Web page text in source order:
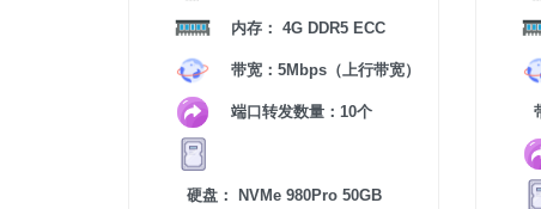
内存： 4G DDR5 ECC
带宽：5Mbps（上行带宽）
端口转发数量：10个
硬盘： NVMe 980Pro 50GB